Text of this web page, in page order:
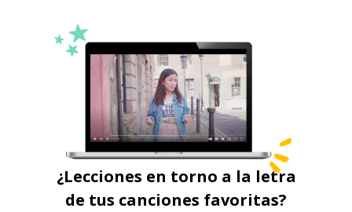
¿Lecciones en torno a la letra
de tus canciones favoritas?